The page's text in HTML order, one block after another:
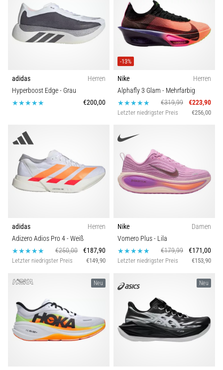
Stimmt
das
wirklich?
Finde
Alle
Artikel
adidas
Herren
Hyperboost Edge- Grau
€200,00
-13%
Nike
Herren
Alphafly 3 Glam - Mehrfarbig
€319,99
€223,90
Letzter niedrigster Preis €256,00
adidas
Herren
Adizero Adios Pro 4- Weiß
€250,00
€187,90
Letzter niedrigster Preis €149,90
Nike
Damen
Vomero Plus- Lila
€179,99
€171,00
Letzter niedrigster Preis €153,90
Neu Neu